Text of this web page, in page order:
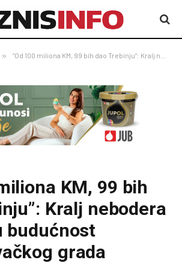
» “Od 100 miliona KM, 99 bih dao Trebinju”: Kralj nebodera uvjeren u budućnost hercegovačkog grada
KM, 99 bih
Kralj nebodera
budućnost
grada